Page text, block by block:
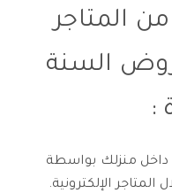
المتاجر
السنة
:
منزلك بواسطة
الإلكترونية.